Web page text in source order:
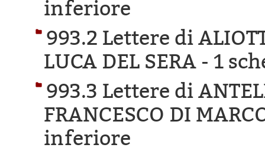
inferiore
993.2 Lettere di
LUCA DEL SERA - 1
993.3 Lettere di
FRANCESCO DI
inferiore